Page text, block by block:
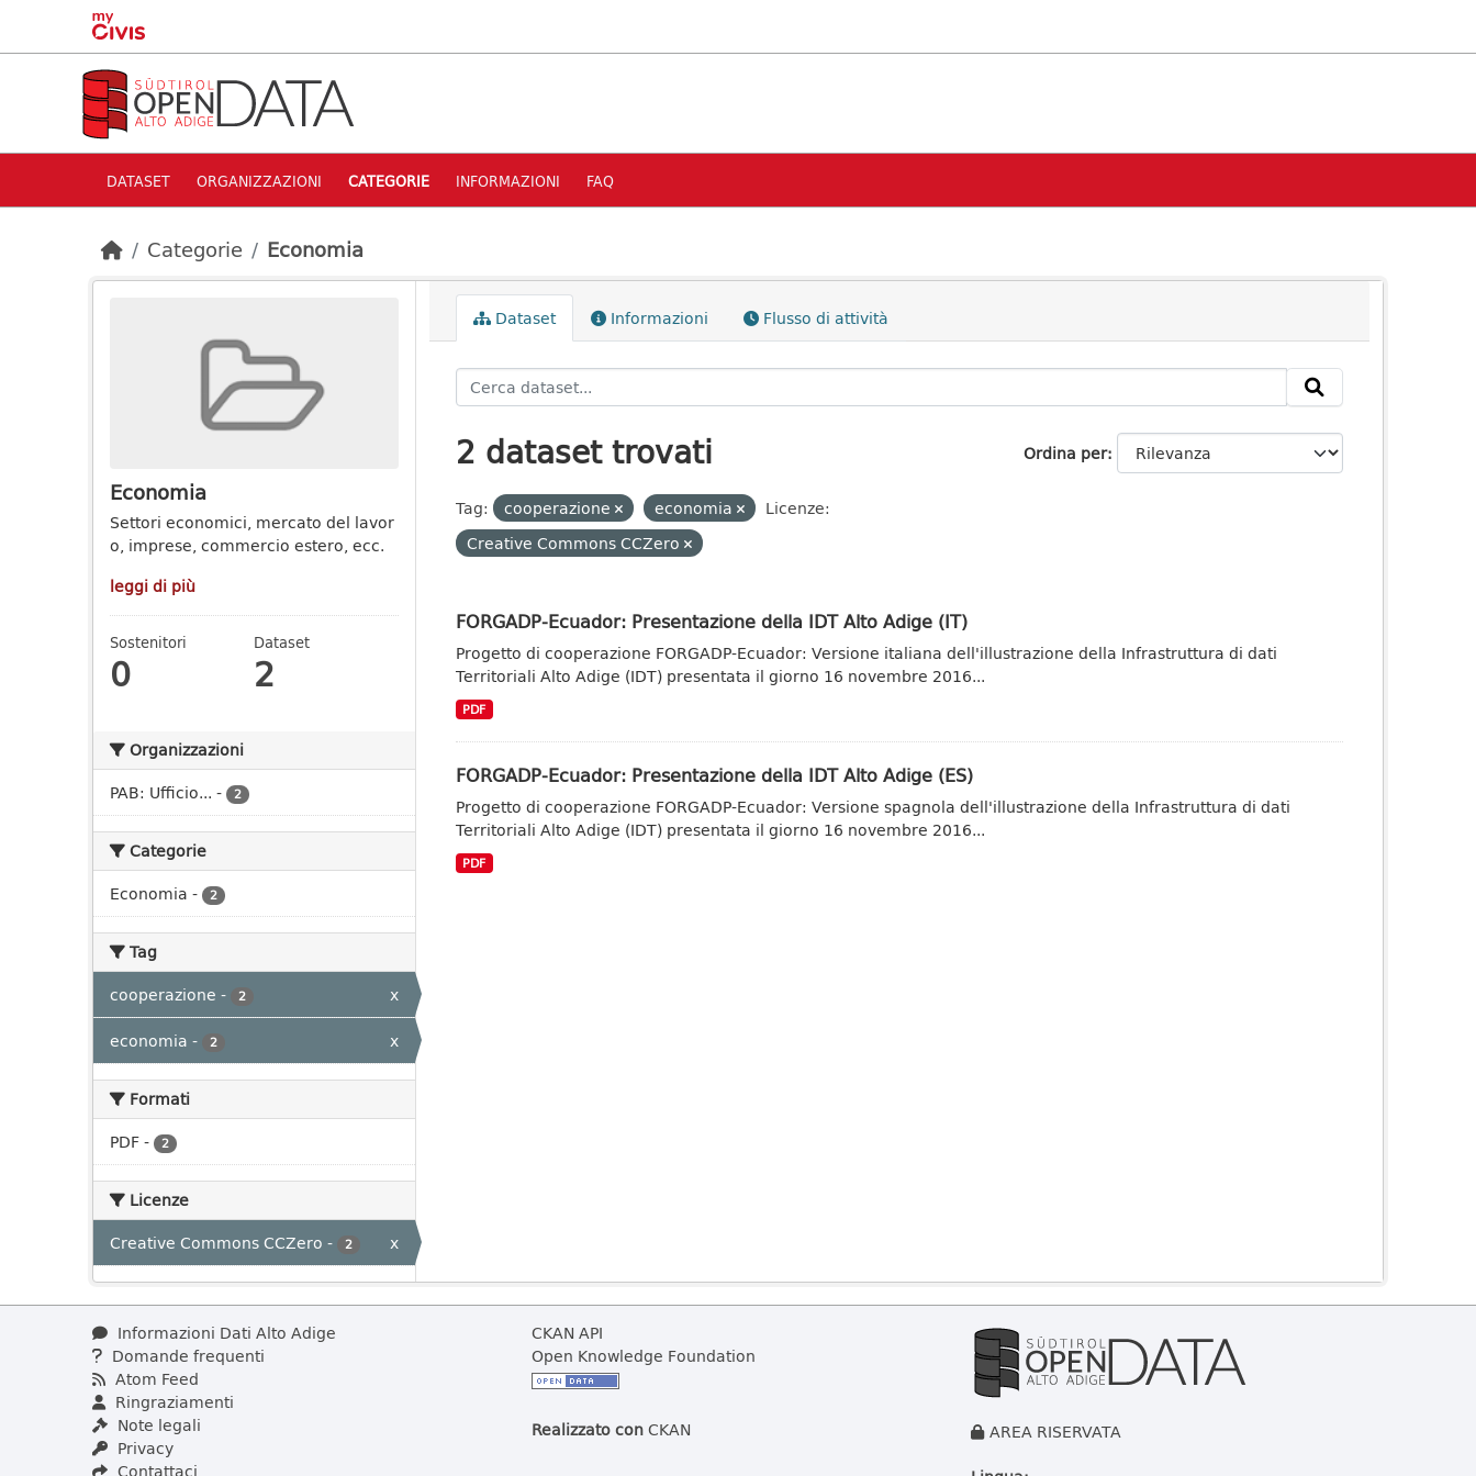
Skip to main content
DATASET ORGANIZZAZIONI CATEGORIE INFORMAZIONI FAQ
Categorie Economia
Economia
Settori economici, mercato del lavor
o, imprese, commercio estero, ecc.
leggi di più
Sostenitori
0
Dataset
2
Organizzazioni
PAB: Ufficio... - 2
Categorie
Economia - 2
Tag
cooperazione - 2
x
economia - 2 x
Formati
PDF- 2
Licenze
Creative Commons CCZero - 2 x
Dataset Informazioni Flusso di attività
Ordina per
2 dataset trovati
Tag: cooperazione economia
Licenze:
Creative Commons CCZero
FORGADP-Ecuador: Presentazione della IDT Alto Adige (IT)
Progetto di cooperazione FORGADP-Ecuador: Versione italiana dell'illustrazione della Infrastruttura di dati
Territoriali Alto Adige (IDT) presentata il giorno 16 novembre 2016...
PDF
FORGADP-Ecuador: Presentazione della IDT Alto Adige (ES)
Progetto di cooperazione FORGADP-Ecuador: Versione spagnola dell'illustrazione della Infrastruttura di dati
Territoriali Alto Adige (IDT) presentata il giorno 16 novembre 2016...
PDF
Informazioni Dati Alto Adige
Domande frequenti
Atom Feed
Ringraziamenti
Note legali
Privacy
Contattaci
CKAN API
Open Knowledge Foundation
Realizzato conCKAN
AREA RISERVATA